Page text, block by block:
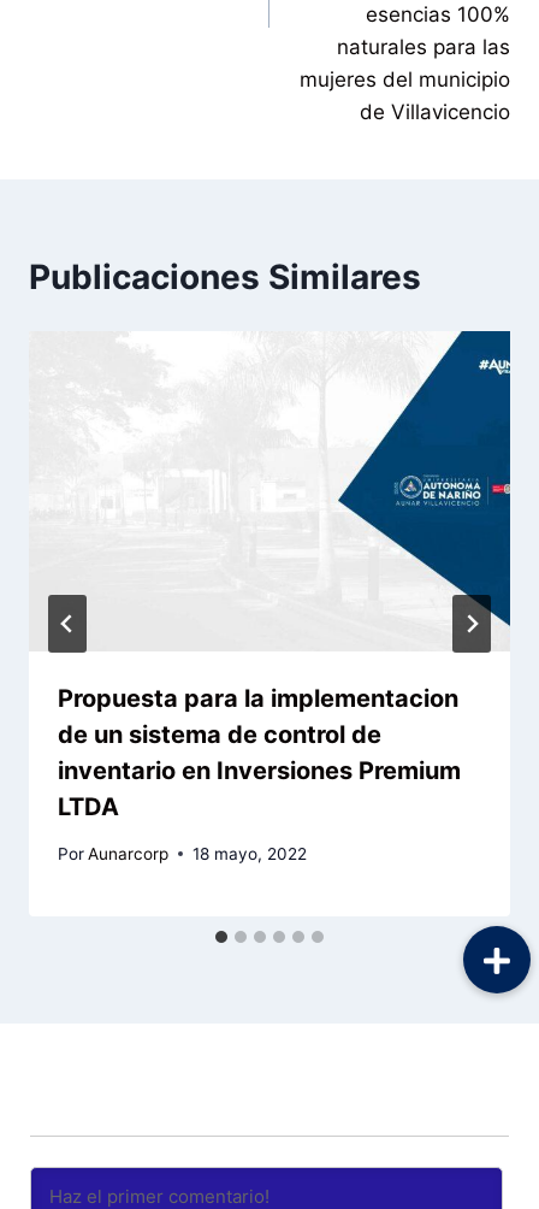
esencias 100%
naturales para las
mujeres del municipio
de Villavicencio
Publicaciones Similares
Propuesta para la implementacion
de un sistema de control de
inventario en Inversiones Premium
LTDA
PorAunarcorp 18 mayo, 2022